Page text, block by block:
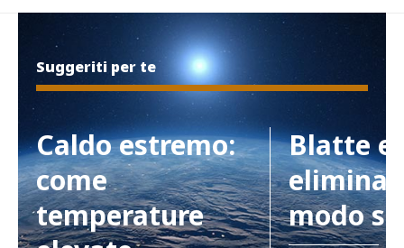
Suggeriti per te
Caldo estremo:
come
temperature
Blatte e
modo